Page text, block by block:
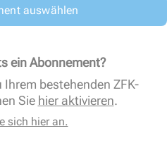
auswählen
ein Abonnement?
bestehenden ZFK-
Sie hier aktivieren.
sich hier an.